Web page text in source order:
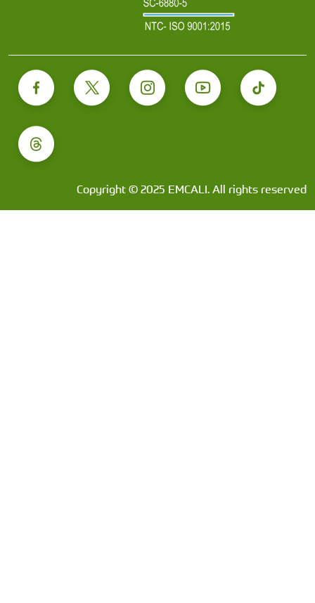
Copyright © 2025 EMCALI. All rights reserved